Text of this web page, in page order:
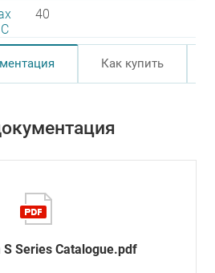
40
Как купить
Series Catalogue.pdf